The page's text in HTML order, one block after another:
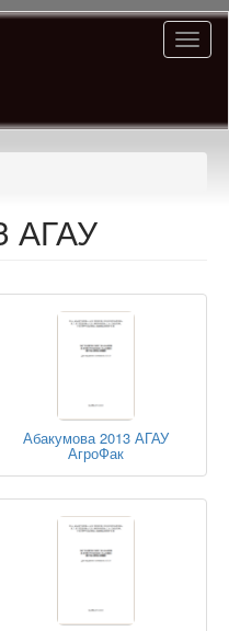
АГАУ
Абакумова 2013 АГАУ
АгроФак